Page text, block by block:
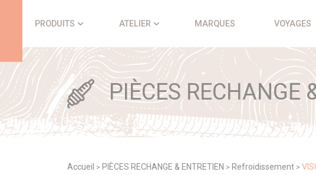
PRODUITS ATELIER MARQUES VOYAGES
PIÈCES RECHANGE
Accueil > PIÈCES RECHANGE & ENTRETIEN > Refroidissement >